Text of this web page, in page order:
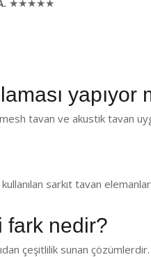
★★★★★
yapıyor
tavan ve akustik tavan
sarkıt tavan
fark nedir?
çeşitlilik sunan çözümlerdir.